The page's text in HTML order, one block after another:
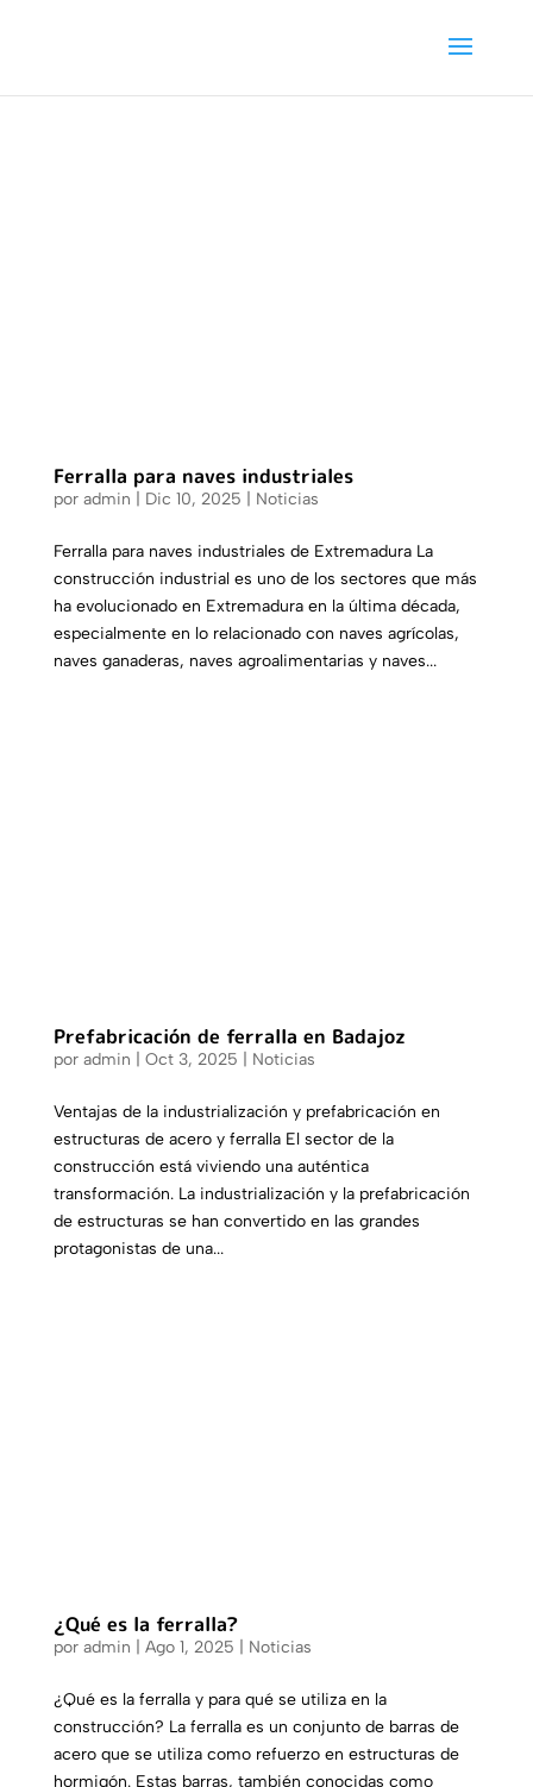
Ferralla para naves industriales
por admin Dic 10, 2025 Noticias
Ferralla para naves industriales de Extremadura La
construcción industrial es uno de los sectores que más
ha evolucionado en Extremadura en la última década,
especialmente en lo relacionado con naves agrícolas,
naves ganaderas, naves agroalimentarias y naves...
Prefabricación de ferralla en Badajoz
por admin Oct 3, 2025 Noticias
Ventajas de la industrialización y prefabricación en
estructuras de acero y ferralla El sector de la
construcción está viviendo una auténtica
transformación. La industrialización y la prefabricación
de estructuras se han convertido en las grandes
protagonistas de una...
¿Qué es la ferralla?
por admin Ago 1, 2025 Noticias
¿Qué es la ferralla y para qué se utiliza en la
construcción? La ferralla es un conjunto de barras de
acero que se utiliza como refuerzo en estructuras de
hormigón. Estas barras, también conocidas como